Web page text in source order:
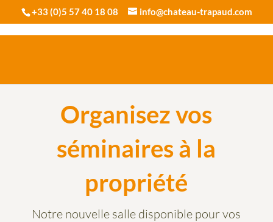
+33 (0)5 57 40 18 08 info@chateau-trapaud.com
Organisez vos
séminaires à la
propriété
Notre nouvelle salle disponible pour vos